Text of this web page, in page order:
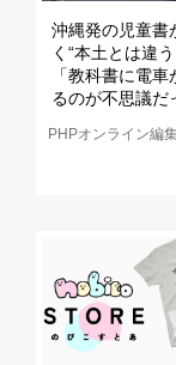
沖縄発の児童書
く“本土とは違
「教科書に電車
るのが不思議だ
PHPオンライン編